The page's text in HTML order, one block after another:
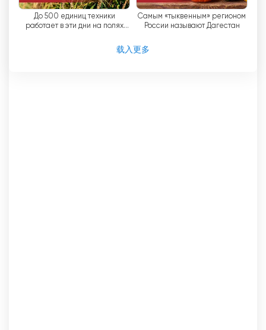
До 500 единиц техники
работает в эти дни на полях
Самым «тыквенным» регионом
России называют Дагестан
载入更多